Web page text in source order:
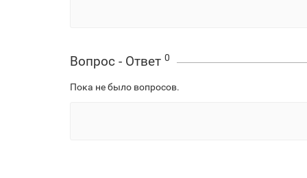
Вопрос - Ответ 0
Пока не было вопросов.